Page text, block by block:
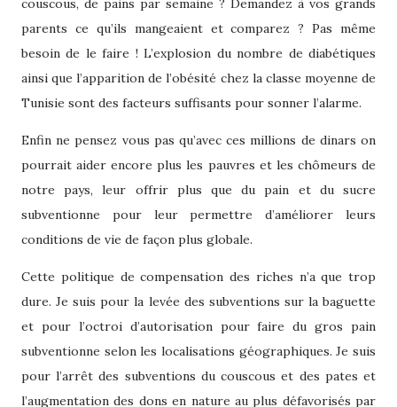
couscous, de pains par semaine ? Demandez à vos grands
parents ce qu’ils mangeaient et comparez ? Pas même
besoin de le faire ! L’explosion du nombre de diabétiques
ainsi que l’apparition de l’obésité chez la classe moyenne de
Tunisie sont des facteurs suffisants pour sonner l’alarme.
Enfin ne pensez vous pas qu’avec ces millions de dinars on
pourrait aider encore plus les pauvres et les chômeurs de
notre pays, leur offrir plus que du pain et du sucre
subventionne pour leur permettre d’améliorer leurs
conditions de vie de façon plus globale.
Cette politique de compensation des riches n’a que trop
dure. Je suis pour la levée des subventions sur la baguette
et pour l’octroi d’autorisation pour faire du gros pain
subventionne selon les localisations géographiques. Je suis
pour l’arrêt des subventions du couscous et des pates et
l’augmentation des dons en nature au plus défavorisés par